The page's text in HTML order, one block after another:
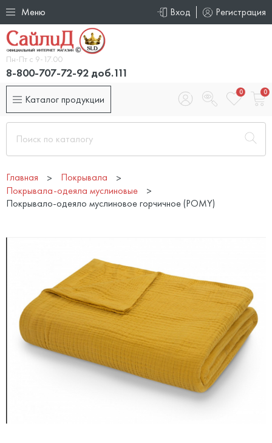
Меню Вход Регистрация
Пн-Пт с 9-17.00
8-800-707-72-92 доб.111
Каталог продукции
0 0
Главная
Покрывала
Покрывала-одеяла муслиновые
Покрывало-одеяло муслиновое горчичное (POMY)